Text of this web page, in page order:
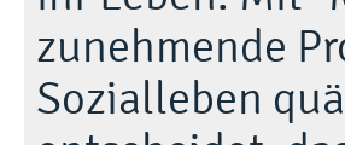
zunehmende
Sozialleben